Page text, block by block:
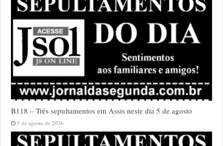
B118 – Três sepultamentos em Assis neste dia 5 de agosto
5 de agosto de 2026